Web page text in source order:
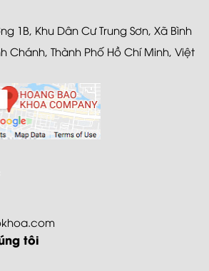
1B, Khu Dân Cư Trung Sơn, Xã Bình
Chánh, Thành Phố Hồ Chí Minh, Việt
tôi